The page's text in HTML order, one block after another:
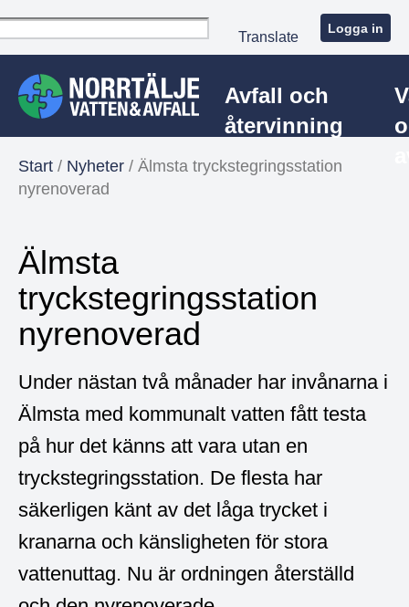
Translate
Logga in
Avfall och
återvinning
Start / Nyheter / Älmsta tryckstegringsstation
nyrenoverad
Älmsta
tryckstegringsstation
nyrenoverad
Under nästan två månader har invånarna i
Älmsta med kommunalt vatten fått testa
på hur det känns att vara utan en
tryckstegringsstation. De flesta har
säkerligen känt av det låga trycket i
kranarna och känsligheten för stora
vattenuttag. Nu är ordningen återställd